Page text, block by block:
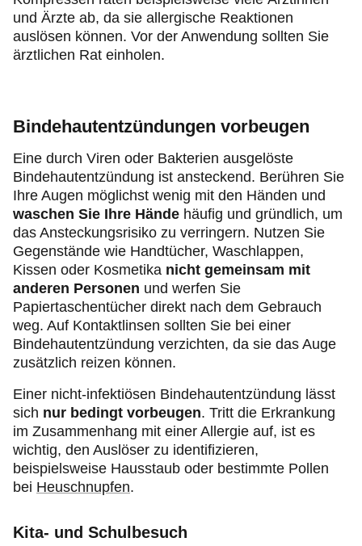
und Ärzte ab, da sie allergische Reaktionen
auslösen können. Vor der Anwendung sollten Sie
ärztlichen Rat einholen.
Bindehautentzündungen vorbeugen
Eine durch Viren oder Bakterien ausgelöste
Bindehautentzündung ist ansteckend. Berühren Sie
Ihre Augen möglichst wenig mit den Händen und
waschen Sie Ihre Hände häufig und gründlich, um
das Ansteckungsrisiko zu verringern. Nutzen Sie
Gegenstände wie Handtücher, Waschlappen,
Kissen oder Kosmetika nicht gemeinsam mit
anderen Personen und werfen Sie
Papiertaschentücher direkt nach dem Gebrauch
weg. Auf Kontaktlinsen sollten Sie bei einer
Bindehautentzündung verzichten, da sie das Auge
zusätzlich reizen können.
Einer nicht-infektiösen Bindehautentzündung lässt
sich nur bedingt vorbeugen. Tritt die Erkrankung
im Zusammenhang mit einer Allergie auf, ist es
wichtig, den Auslöser zu identifizieren,
beispielsweise Hausstaub oder bestimmte Pollen
bei Heuschnupfen.
Kita- und Schulbesuch